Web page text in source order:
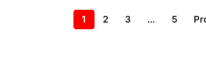
1 2 3 … 5